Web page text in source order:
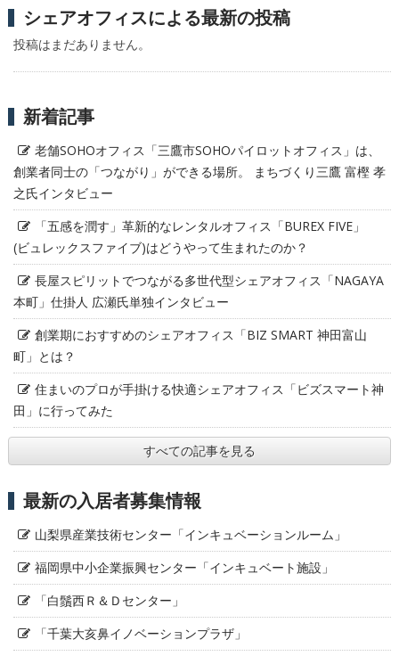
シェアオフィスによる最新の投稿
投稿はまだありません。
新着記事
老舗SOHOオフィス「三鷹市SOHOパイロットオフィス」は、
創業者同士の「つながり」ができる場所。 まちづくり三鷹 富樫 孝
之氏インタビュー
「五感を潤す」革新的なレンタルオフィス「BUREX FIVE」
(ビュレックスファイブ)はどうやって生まれたのか？
長屋スピリットでつながる多世代型シェアオフィス「NAGAYA
本町」仕掛人 広瀬氏単独インタビュー
創業期におすすめのシェアオフィス「BIZ SMART 神田富山
町」とは？
住まいのプロが手掛ける快適シェアオフィス「ビズスマート神
田」に行ってみた
すべての記事を見る
最新の入居者募集情報
山梨県産業技術センター「インキュベーションルーム」
福岡県中小企業振興センター「インキュベート施設」
「白鬚西Ｒ＆Ｄセンター」
「千葉大亥鼻イノベーションプラザ」